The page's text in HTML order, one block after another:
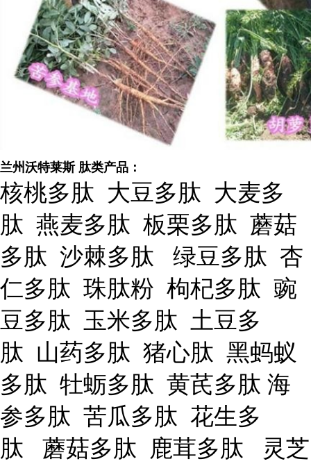
兰州沃特莱斯 肽类产品：
核桃多肽 大豆多肽 大麦多
肽 燕麦多肽 板栗多肽 蘑菇
多肽 沙棘多肽 绿豆多肽 杏
仁多肽 珠肽粉 枸杞多肽 豌
豆多肽 玉米多肽 土豆多
肽 山药多肽 猪心肽 黑蚂蚁
多肽 牡蛎多肽 黄芪多肽 海
参多肽 苦瓜多肽 花生多
肽 蘑菇多肽 鹿茸多肽 灵芝